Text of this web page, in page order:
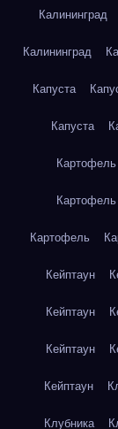
Калининград
Калининград
Капуста
Капуста
Картофель
Картофель
Картофель
Кейптаун
Кейптаун
Кейптаун
Кейптаун
Клубника